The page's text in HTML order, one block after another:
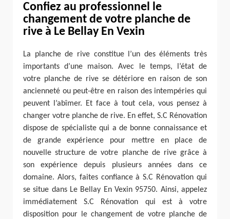
Confiez au professionnel le
changement de votre planche de
rive à Le Bellay En Vexin
La planche de rive constitue l’un des éléments très
importants d’une maison. Avec le temps, l’état de
votre planche de rive se détériore en raison de son
ancienneté ou peut-être en raison des intempéries qui
peuvent l’abîmer. Et face à tout cela, vous pensez à
changer votre planche de rive. En effet, S.C Rénovation
dispose de spécialiste qui a de bonne connaissance et
de grande expérience pour mettre en place de
nouvelle structure de votre planche de rive grâce à
son expérience depuis plusieurs années dans ce
domaine. Alors, faites confiance à S.C Rénovation qui
se situe dans Le Bellay En Vexin 95750. Ainsi, appelez
immédiatement S.C Rénovation qui est à votre
disposition pour le changement de votre planche de